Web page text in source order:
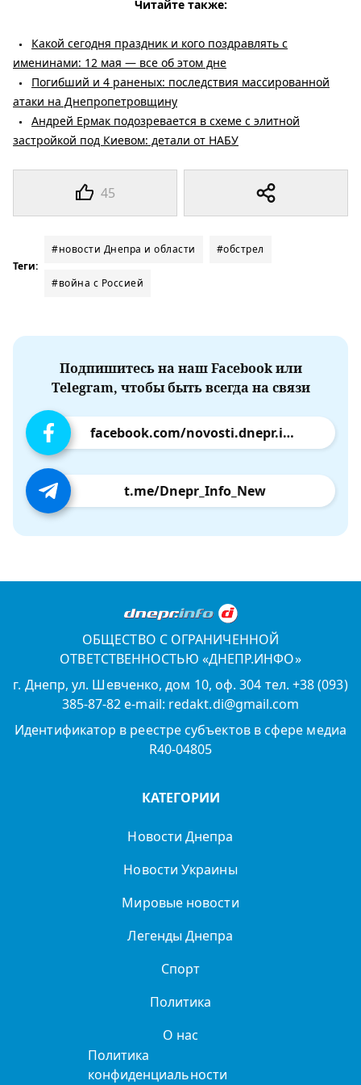
45
Читайте также:
Какой сегодня праздник и кого поздравлять с
именинами: 12 мая — все об этом дне
Погибший и 4 раненых: последствия массированной
атаки на Днепропетровщину
Андрей Ермак подозревается в схеме с элитной
застройкой под Киевом: детали от НАБУ
Теги:
#новости Днепра и области #обстрел
#война с Россией
Подпишитесь на наш Facebook или
Telegram, чтобы быть всегда на связи
facebook.com/novosti.dnepr.info
t.me/Dnepr_Info_New
ОБЩЕСТВО С ОГРАНИЧЕННОЙ
ОТВЕТСТВЕННОСТЬЮ «ДНЕПР.ИНФО»
г. Днепр, ул. Шевченко, дом 10, оф. 304 тел. +38 (093)
385-87-82 e-mail: redakt.di@gmail.com
Идентификатор в реестре субъектов в сфере медиа
R40-04805
КАТЕГОРИИ
Новости Днепра
Новости Украины
Мировые новости
Легенды Днепра
Спорт
Политика
О нас
Политика
конфиденциальности